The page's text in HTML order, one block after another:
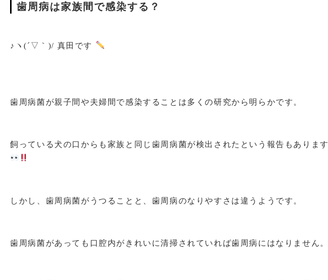
歯周病は家族間で感染する？
♪ヽ(´▽｀)/ 真田です
歯周病菌が親子間や夫婦間で感染することは多くの研究から明らかです。
飼っている犬の口からも家族と同じ歯周病菌が検出されたという報告もあります
しかし、歯周病菌がうつることと、歯周病のなりやすさは違うようです。
歯周病菌があっても口腔内がきれいに清掃されていれば歯周病にはなりません。